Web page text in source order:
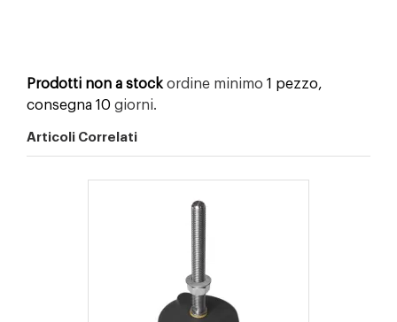
Prodotti non a stock ordine minimo 1 pezzo,
consegna 10 giorni.
Articoli Correlati